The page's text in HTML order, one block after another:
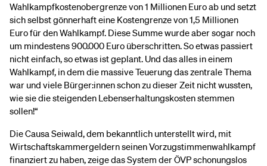
Wahlkampfkostenobergrenze von 1 Millionen Euro ab und setzt
sich selbst gönnerhaft eine Kostengrenze von 1,5 Millionen
Euro für den Wahlkampf. Diese Summe wurde aber sogar noch
um mindestens 900.000 Euro überschritten. So etwas passiert
nicht einfach, so etwas ist geplant. Und das alles in einem
Wahlkampf, in dem die massive Teuerung das zentrale Thema
war und viele Bürger:innen schon zu dieser Zeit nicht wussten,
wie sie die steigenden Lebenserhaltungskosten stemmen
sollen!“
Die Causa Seiwald, dem bekanntlich unterstellt wird, mit
Wirtschaftskammergeldern seinen Vorzugstimmenwahlkampf
finanziert zu haben, zeige das System der ÖVP schonungslos